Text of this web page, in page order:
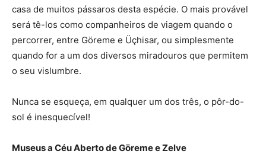
casa de muitos pássaros desta espécie. O mais provável
será tê-los como companheiros de viagem quando o
percorrer, entre Göreme e Üçhisar, ou simplesmente
quando for a um dos diversos miradouros que permitem
o seu vislumbre.
Nunca se esqueça, em qualquer um dos três, o pôr-do-
sol é inesquecível!
Museus a Céu Aberto de Göreme e Zelve